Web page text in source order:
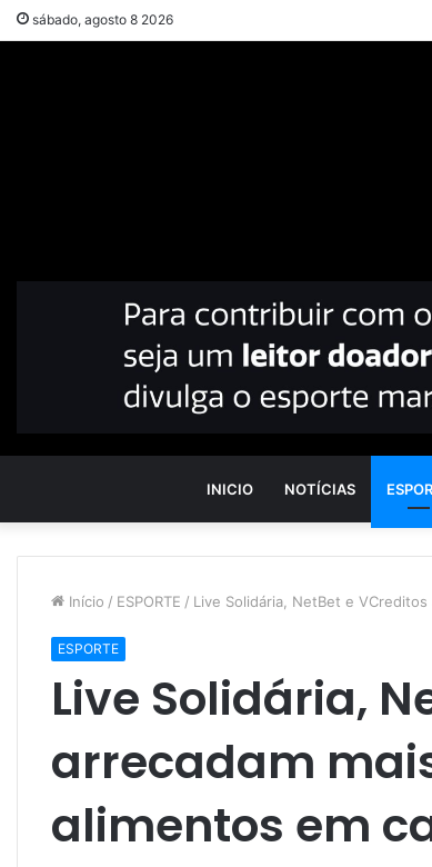
sábado, agosto 8 2026
INICIO NOTÍCIAS
Início / ESPORTE / Live Solidária, NetBet e
ESPORTE
Live Solidária,
arrecadam
alimentos em